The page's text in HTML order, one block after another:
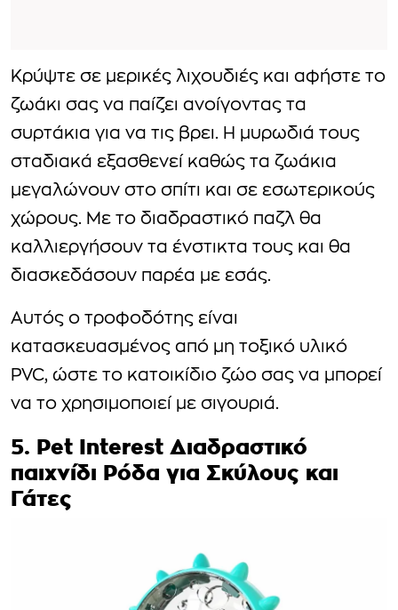
Κρύψτε σε μερικές λιχουδιές και αφήστε το
ζωάκι σας να παίζει ανοίγοντας τα
συρτάκια για να τις βρει. Η μυρωδιά τους
σταδιακά εξασθενεί καθώς τα ζωάκια
μεγαλώνουν στο σπίτι και σε εσωτερικούς
χώρους. Με το διαδραστικό παζλ θα
καλλιεργήσουν τα ένστικτα τους και θα
διασκεδάσουν παρέα με εσάς.
Αυτός ο τροφοδότης είναι
κατασκευασμένος από μη τοξικό υλικό
PVC, ώστε το κατοικίδιο ζώο σας να μπορεί
να το χρησιμοποιεί με σιγουριά.
5. Pet Interest Διαδραστικό
παιχνίδι Ρόδα για Σκύλους και
Γάτες